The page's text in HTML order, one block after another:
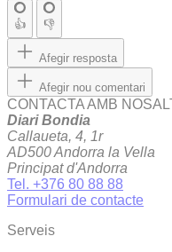
👍 👎
Afegir resposta
Afegir nou comentari
CONTACTA AMB
Diari Bondia
Callaueta, 4, 1r
AD500 Andorra la Vella
Principat d'Andorra
Tel. +376 80 88 88
Formulari de contacte
Serveis